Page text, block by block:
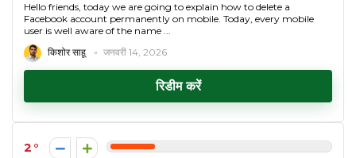
Hello friends, today we are going to explain how to delete a
Facebook account permanently on mobile. Today, every mobile
user is well aware of the name ...
किशोर साहू
जनवरी 14, 2026
रिडीम करें
2